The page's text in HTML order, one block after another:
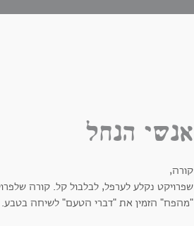
אנשי הנחל
קורה,
שפרויקט נקלע לערפל, לבלבול קל. קורה
"מהפח" הזמין את "דברי הטעם" לשיחה בטבע.